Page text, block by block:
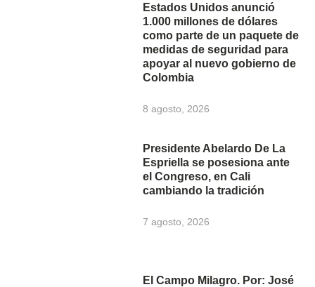
Estados Unidos anunció
1.000 millones de dólares
como parte de un paquete de
medidas de seguridad para
apoyar al nuevo gobierno de
Colombia
8 agosto, 2026
Presidente Abelardo De La
Espriella se posesiona ante
el Congreso, en Cali
cambiando la tradición
7 agosto, 2026
El Campo Milagro. Por: José